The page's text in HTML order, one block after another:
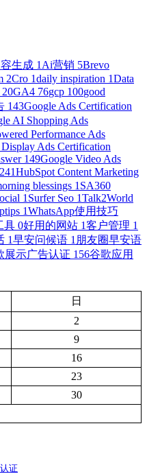
生成 1 Ai营销 5Brevo
2Cro 1daily inspiration 1Data
20GA4 76gcp 100good
143Google Ads Certification
AI Shopping Ads
Performance Ads
Ads Certification
149Google Video Ads
241HubSpot Content Marketing
blessings 1 SA360
1 Surfer Seo 1Talk2World
1WhatsApp使用技巧
具 0好用的网站 1客户管理 1
1早安问候语 1 朋友圈早安语
展示广告认证 156谷歌应用
日
2
9
16
23
30
证